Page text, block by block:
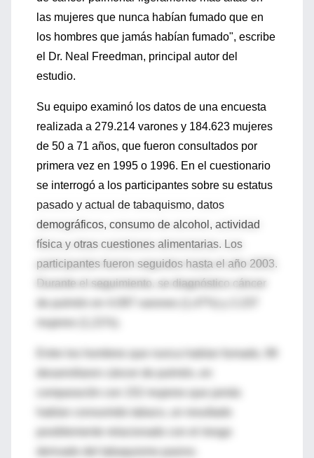
las mujeres que nunca habían fumado que en
los hombres que jamás habían fumado", escribe
el Dr. Neal Freedman, principal autor del
estudio.
Su equipo examinó los datos de una encuesta
realizada a 279.214 varones y 184.623 mujeres
de 50 a 71 años, que fueron consultados por
primera vez en 1995 o 1996. En el cuestionario
se interrogó a los participantes sobre su estatus
pasado y actual de tabaquismo, datos
demográficos, consumo de alcohol, actividad
física y otras cuestiones alimentarias. Los
participantes fueron seguidos hasta el año 2003.
Durante el seguimiento, se diagnóstico cáncer
posiblemente relacionado con el riesgo
derivado del tabaquismo pasivo.